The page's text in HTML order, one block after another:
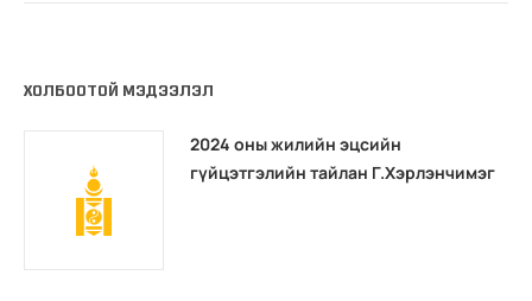
ХОЛБООТОЙ МЭДЭЭЛЭЛ
2024 оны жилийн эцсийн
гүйцэтгэлийн тайлан Г.Хэрлэнчимэг